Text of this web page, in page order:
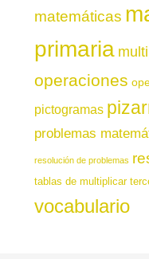
matemáticas
primaria
operaciones
pictogramas
problemas
resolución de problemas
tablas de multiplicar
vocabulario